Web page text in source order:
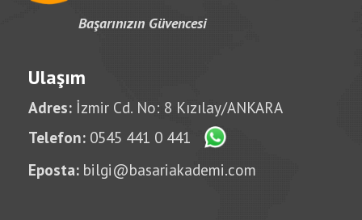
Başarınızın Güvencesi
Ulaşım
Adres: İzmir Cd. No: 8 Kızılay/ANKARA
Telefon: 0545 441 0 441
Eposta: bilgi@basariakademi.com